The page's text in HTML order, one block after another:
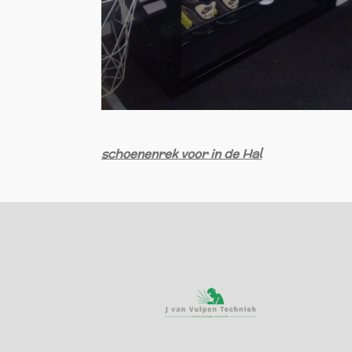
schoenenrek voor in de Hal